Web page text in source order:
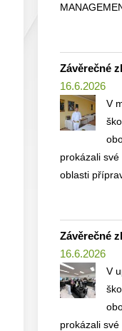
Závěrečné
16.6.2026
V
prokázali
oblasti
Závěrečné
16.6.2026
V
prokázali